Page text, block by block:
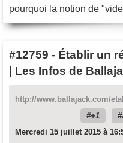
pourquoi la notion de
#12759 - Établir un
| Les Infos de
http://www.ballajack.com/
+1
Mercredi 15 juillet 2015 à